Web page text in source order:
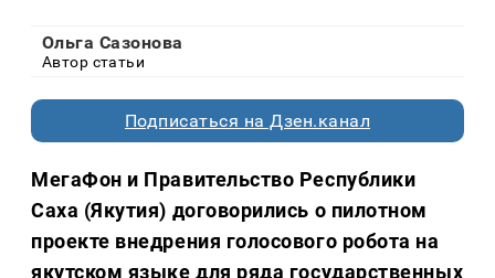
Ольга Сазонова
Автор статьи
Подписаться на Дзен.канал
МегаФон и Правительство Республики
Саха (Якутия) договорились о пилотном
проекте внедрения голосового робота на
якутском языке для ряда государственных